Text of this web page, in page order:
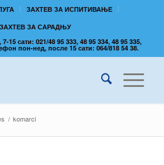
ЗАХТЕВ ЗА ИСПИТИВАЊЕ
ЗАХТЕВ ЗА САРАДЊУ
15 сати: 021/48 95 333, 48 95 334, 48 95 335,
пон-нед, после 15 сати: 064/818 54 38.
/ komarci